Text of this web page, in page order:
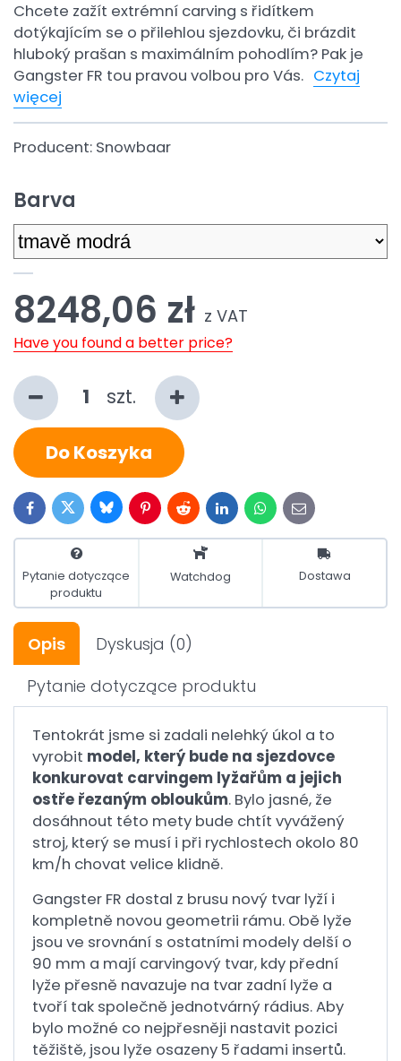
Chcete zažít extrémní carving s řidítkem
dotýkajícím se o přilehlou sjezdovku, či brázdit
hluboký prašan s maximálním pohodlím? Pak je
Gangster FR tou pravou volbou pro Vás. Czytaj
więcej
Producent: Snowbaar
Barva
8248,06 zł z VAT
Have you found a better price?
szt.
Do Koszyka
FacebookTwitterBlueskyPinterestRedditLinkedInWhatsApp
E-
mail
Pytanie dotyczące
produktu
Watchdog Dostawa
Opis Dyskusja (0)
Pytanie dotyczące produktu
Tentokrát jsme si zadali nelehký úkol a to
vyrobit model, který bude na sjezdovce
konkurovat carvingem lyžařům a jejich
ostře řezaným obloukům. Bylo jasné, že
dosáhnout této mety bude chtít vyvážený
stroj, který se musí i při rychlostech okolo 80
km/h chovat velice klidně.
Gangster FR dostal z brusu nový tvar lyží i
kompletně novou geometrii rámu. Obě lyže
jsou ve srovnání s ostatními modely delší o
90 mm a mají carvingový tvar, kdy přední
lyže přesně navazuje na tvar zadní lyže a
tvoří tak společně jednotvárný rádius. Aby
bylo možné co nejpřesněji nastavit pozici
těžiště, jsou lyže osazeny 5 řadami insertů.